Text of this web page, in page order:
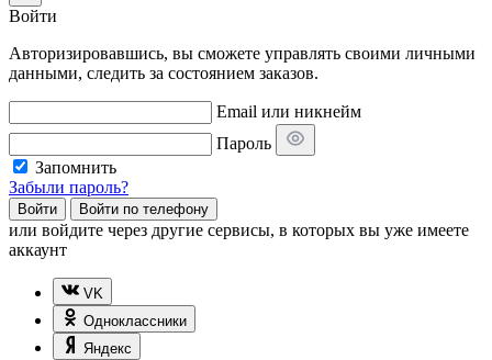
Войти
Авторизировавшись, вы сможете управлять своими личными
данными, следить за состоянием заказов.
Email или никнейм
Пароль
Запомнить
Забыли пароль?
Войти Войти по телефону
или войдите через другие сервисы, в которых вы уже имеете
аккаунт
VK
Одноклассники
Яндекс